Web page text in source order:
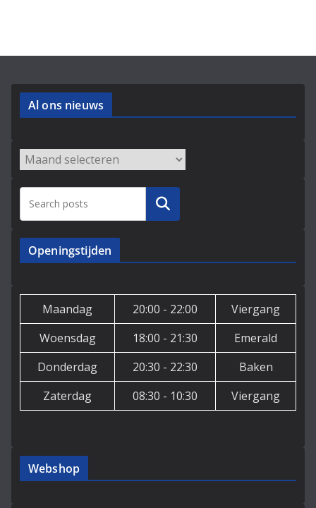
Al ons nieuws
Archieven
Zoeken
Openingstijden
Maandag 20:00 - 22:00
Viergang
Woensdag
18:00 - 21:30
Emerald
Donderdag
20:30 - 22:30
Baken
Zaterdag
08:30 - 10:30 Viergang
Webshop